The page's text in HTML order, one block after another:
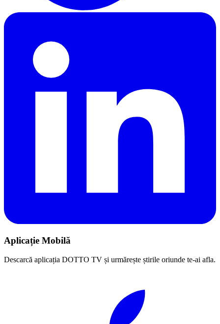
Aplicație Mobilă
Descarcă aplicația DOTTO TV și urmărește știrile oriunde te-ai afla.